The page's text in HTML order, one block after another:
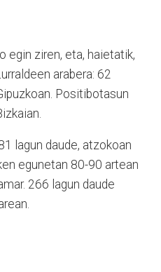
egin ziren, eta, haietatik,
arabera: 62
Positibotasun
lagun daude, atzokoan
egunetan 80-90 artean
266 lagun daude